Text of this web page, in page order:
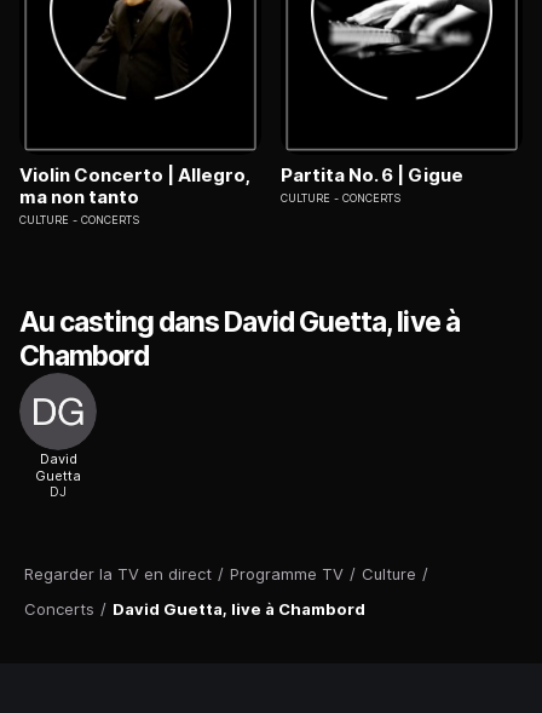
Regarder la TV en direct / Programme TV / Culture /
Concerts / David Guetta, live à Chambord
Violin Concerto | Allegro,
ma non tanto
CULTURE CONCERTS
Partita No. 6 | Gigue
CULTURE CONCERTS
Au casting dans David Guetta, live à
Chambord
David
Guetta
DJ